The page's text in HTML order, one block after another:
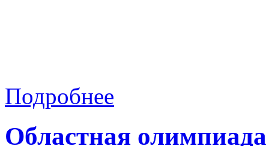
Подробнее
Областная